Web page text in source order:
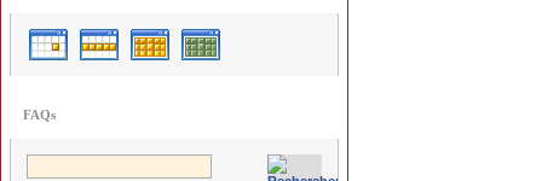
FAQs